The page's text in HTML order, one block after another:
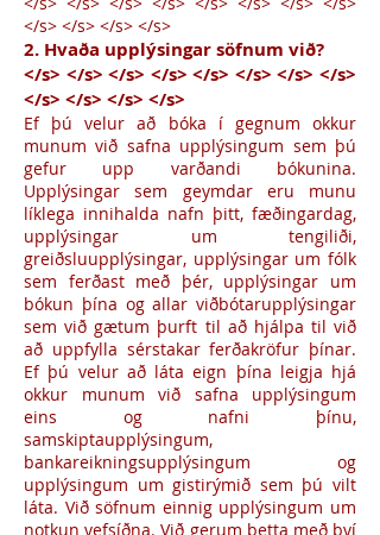
</s> </s> </s> </s>
2. Hvaða upplýsingar söfnum við?
</s> </s> </s> </s> </s> </s> </s> </s>
</s> </s> </s> </s>
Ef þú velur að bóka í gegnum okkur
munum við safna upplýsingum sem þú
gefur upp varðandi bókunina.
Upplýsingar sem geymdar eru munu
líklega innihalda nafn þitt, fæðingardag,
upplýsingar um tengiliði,
greiðsluupplýsingar, upplýsingar um fólk
sem ferðast með þér, upplýsingar um
bókun þína og allar viðbótarupplýsingar
sem við gætum þurft til að hjálpa til við
að uppfylla sérstakar ferðakröfur þínar.
Ef þú velur að láta eign þína leigja hjá
okkur munum við safna upplýsingum
eins og nafni þínu,
samskiptaupplýsingum,
bankareikningsupplýsingum og
upplýsingum um gistirýmið sem þú vilt
láta. Við söfnum einnig upplýsingum um
notkun vefsíðna. Við gerum þetta með því